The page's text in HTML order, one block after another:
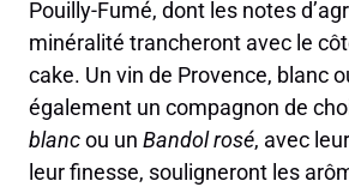
Pouilly-Fumé, dont les notes
minéralité trancheront avec le
cake. Un vin de Provence, blanc
également un compagnon de
blancou un Bandol rosé, avec
leur finesse, souligneront les